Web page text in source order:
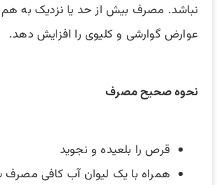
نباشد. مصرف بیش از حد یا نزدیک به
عوارض گوارشی و کلیوی را افزایش دهد.
نحوه صحیح مصرف
قرص را بلعیده و نجوید
همراه با یک لیوان آب کافی